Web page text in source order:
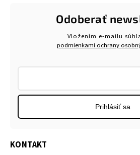
KONTAKT
Odoberať
Vložením e-mailu
podmienkami ochrany
Prihlásiť sa